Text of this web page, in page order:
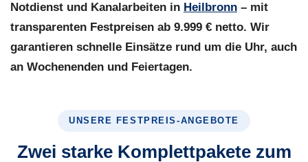
Notdienst und Kanalarbeiten in Heilbronn – mit
transparenten Festpreisen ab 9.999 € netto. Wir
garantieren schnelle Einsätze rund um die Uhr, auch
an Wochenenden und Feiertagen.
UNSERE FESTPREIS-ANGEBOTE
Zwei starke Komplettpakete zum